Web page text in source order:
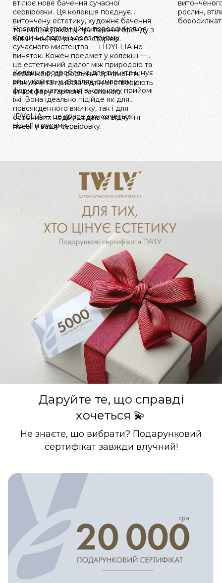
втілює нове бачення сучасної
сервіровки. Ця колекція поєднує
витончену естетику, художнє бачення
та німецьку якість, притаманні бренду з
більш ніж 140-річною історією.
Rosenthal традиційно переосмислює
класичні форми через призму
сучасного мистецтва — і IDYLLIA не
виняток. Кожен предмет у колекції —
це естетичний діалог між природою та
керамікою, де рослинні орнаменти,
м’які лінії та глибокі відтінки створюють
атмосферу гармонії та спокою.
Колекція розроблена для тих, хто цінує
вишуканість у деталях, символізм у
формі та натхнення в кожному прийомі
їжі. Вона ідеально підійде як для
повсякденного вжитку, так і для
особливих подій, додаючи відчуття
поезії у вашу сервіровку.
IDYLLIA — це краса, яку хочеться
відчути руками.
рослин,
Даруйте те, що справді
хочеться 💫
Не знаєте, що вибрати? Подарунковий
сертифікат завжди влучний!